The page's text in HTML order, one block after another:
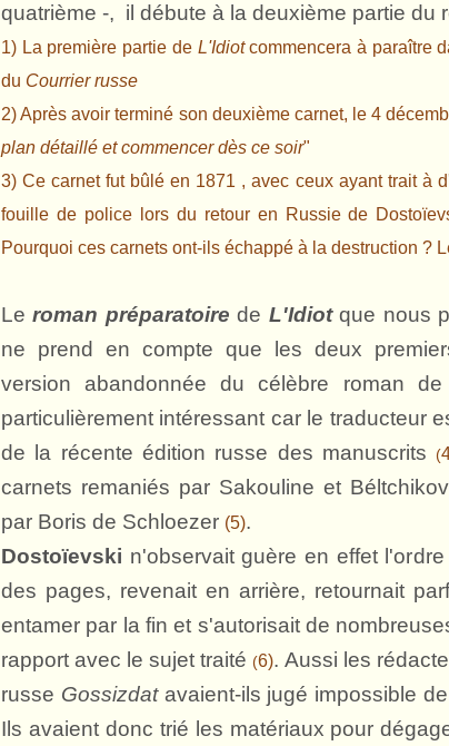
quatrième -, il débute à la deuxième partie du
1) La première partie de L'Idiotcommencera à paraître
du Courrier russe
2) Après avoir terminé son deuxième carnet, le 4
plan détaillé et commencer dès ce soir"
3) Ce carnet fut bûlé en 1871 , avec ceux ayant trait à
fouille de police lors du retour en Russie de
Pourquoi ces carnets ont-ils échappé à la destruction ?
Leroman préparatoire de L'Idiotque nous
ne prend en compte que les deux
version abandonnée du célèbre roman de
particulièrement intéressant car le traducteur
de la récente édition russe des manuscrits (
carnets remaniés par Sakouline et
par Boris de Schloezer (5).
Dostoïevski n'observait guère en effet
des pages, revenait en arrière, retournait
entamer par la fin et s'autorisait de
rapport avec le sujet traité(6). Aussi les
russe Gossizdatavaient-ils jugé impossible
Ils avaient donc trié les matériaux pour